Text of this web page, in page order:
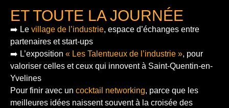
ET TOUTE LA JOURNÉE
➡️ Le village de l’industrie, espace d’échanges entre
partenaires et start-ups
➡️ L’exposition « Les Talentueux de l’industrie », pour
valoriser celles et ceux qui innovent à Saint-Quentin-en-
Yvelines
Pour finir avec un cocktail networking, parce que les
meilleures idées naissent souvent à la croisée des